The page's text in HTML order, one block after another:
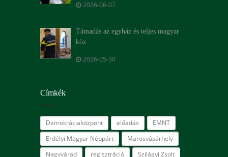
2026-06-07
Támadás az egyház és teljes magyar
köz...
2026-05-30
Címkék
Demokráciaközpont előadás
EMNT
Erdélyi Magyar Néppárt
Marosvásárhely
Nagyvárad
regisztráció Szilágyi Zsolt